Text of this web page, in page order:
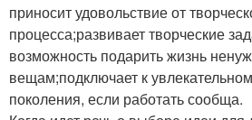
приносит удовольствие от
процесса;развивает творческие
возможность подарить жизнь
вещам;подключает к
поколения, если работать сообща.